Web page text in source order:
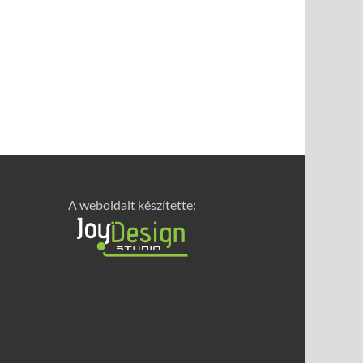
A weboldalt készítette: